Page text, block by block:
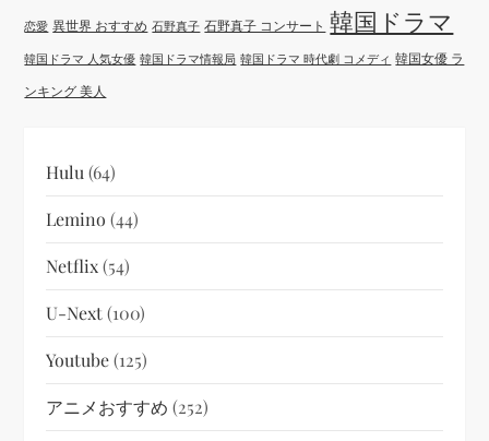
恋愛 異世界 おすすめ 石野真子 石野真子 コンサート 韓国ドラマ
韓国ドラマ 人気女優 韓国ドラマ情報局 韓国ドラマ 時代劇 コメディ 韓国女優 ラ
ンキング 美人
Hulu (64)
Lemino (44)
Netflix(54)
U-Next(100)
Youtube(125)
アニメおすすめ (252)